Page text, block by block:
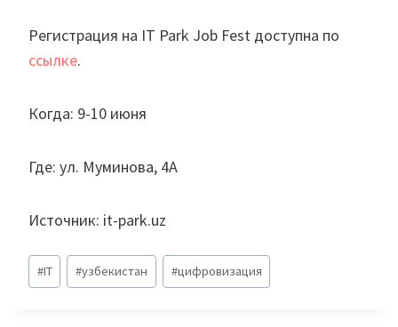
Регистрация на IT Park Job Fest доступна по
ссылке.
Когда: 9-10 июня
Где: ул. Муминова, 4А
Источник: it-park.uz
Метки
записи:
#IT #узбекистан #цифровизация